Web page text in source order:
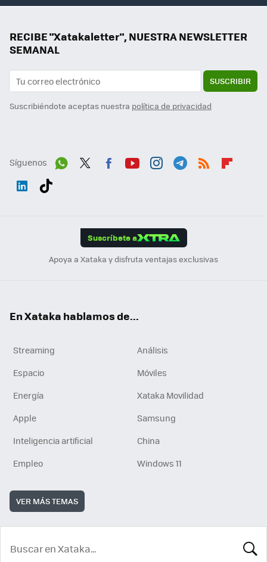
RECIBE "Xatakaletter", NUESTRA NEWSLETTER
SEMANAL
SUSCRIBIR
Suscribiéndote aceptas nuestra política de privacidad
Síguenos
Suscríbete a
Apoya a Xataka y disfruta ventajas exclusivas
En Xataka hablamos de...
Streaming
Análisis
Espacio
Móviles
Energía
Xataka Movilidad
Apple
Samsung
Inteligencia artificial
China
Empleo
Windows 11
VER MÁS TEMAS